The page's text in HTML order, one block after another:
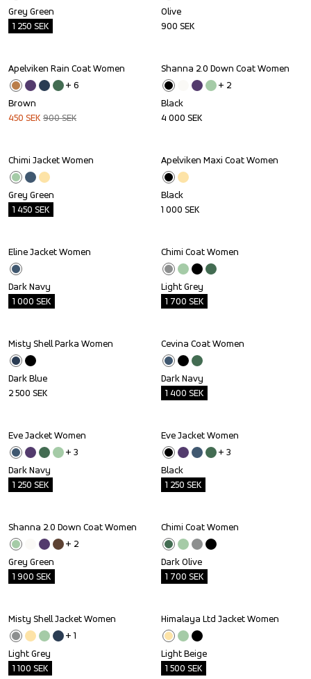
Grey Green
1 250 SEK
Olive
900 SEK
Sale
Apelviken Rain Coat Women
+ 6
Brown
450 SEK 900SEK
Shanna 2.0 Down Coat Women
+ 2
Black
4 000 SEK
Outlet
Chimi Jacket Women
Grey Green
1 450 SEK
Apelviken Maxi Coat Women
Black
1 000 SEK
Outlet
Eline Jacket Women
Dark Navy
1 000 SEK
Outlet
Chimi Coat Women
Light Grey
1 700 SEK
Misty Shell Parka Women
Dark Blue
2 500 SEK
Outlet
Cevina Coat Women
Dark Navy
1 400 SEK
Outlet
Eve Jacket Women
+ 3
Dark Navy
1 250 SEK
Outlet
Eve Jacket Women
+ 3
Black
1 250 SEK
Outlet
Shanna 2.0 Down Coat Women
+ 2
Grey Green
1 900 SEK
Outlet
Chimi Coat Women
Dark Olive
1 700 SEK
Outlet
Misty Shell Jacket Women
+ 1
Light Grey
1 100 SEK
Outlet
Himalaya Ltd Jacket Women
Light Beige
1 500 SEK